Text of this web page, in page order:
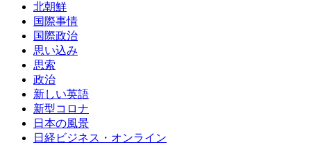
北朝鮮
国際事情
国際政治
思い込み
思索
政治
新しい英語
新型コロナ
日本の風景
日経ビジネス・オンライン